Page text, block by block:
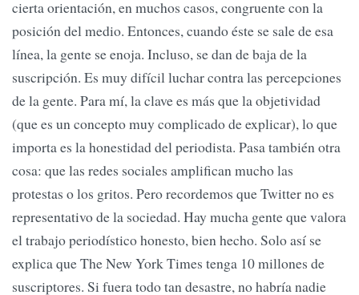
cierta orientación, en muchos casos, congruente con la
posición del medio. Entonces, cuando éste se sale de esa
línea, la gente se enoja. Incluso, se dan de baja de la
suscripción. Es muy difícil luchar contra las percepciones
de la gente. Para mí, la clave es más que la objetividad
(que es un concepto muy complicado de explicar), lo que
importa es la honestidad del periodista. Pasa también otra
cosa: que las redes sociales amplifican mucho las
protestas o los gritos. Pero recordemos que Twitter no es
representativo de la sociedad. Hay mucha gente que valora
el trabajo periodístico honesto, bien hecho. Solo así se
explica que The New York Times tenga 10 millones de
suscriptores. Si fuera todo tan desastre, no habría nadie